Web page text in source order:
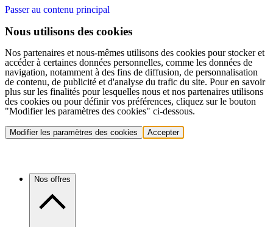
Passer au contenu principal
Nous utilisons des cookies
Nos partenaires et nous-mêmes utilisons des cookies pour stocker et
accéder à certaines données personnelles, comme les données de
navigation, notamment à des fins de diffusion, de personnalisation
de contenu, de publicité et d'analyse du trafic du site. Pour en savoir
plus sur les finalités pour lesquelles nous et nos partenaires utilisons
des cookies ou pour définir vos préférences, cliquez sur le bouton
"Modifier les paramètres des cookies" ci-dessous.
Modifier les paramètres des cookies Accepter
Nos offres